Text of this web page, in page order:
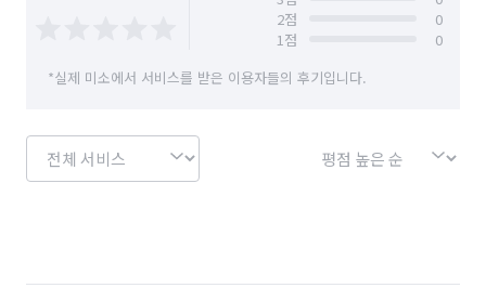
2점
0
1점
0
*실제 미소에서 서비스를 받은 이용자들의 후기입니다.